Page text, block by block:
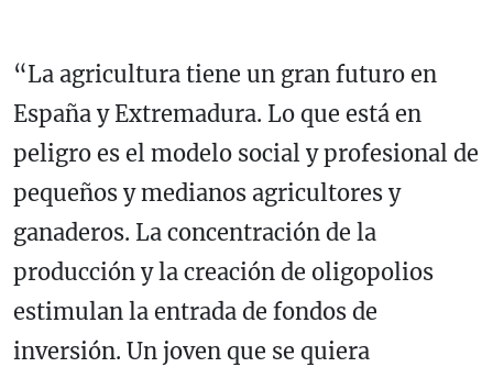
“La agricultura tiene un gran futuro en
España y Extremadura. Lo que está en
peligro es el modelo social y profesional de
pequeños y medianos agricultores y
ganaderos. La concentración de la
producción y la creación de oligopolios
estimulan la entrada de fondos de
inversión. Un joven que se quiera